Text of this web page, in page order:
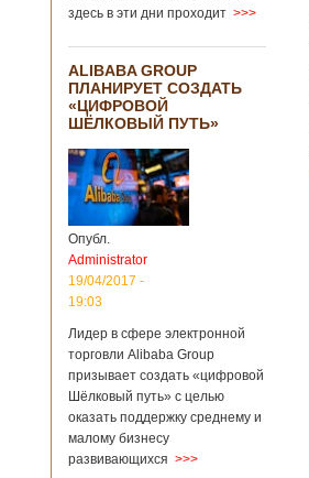
здесь в эти дни проходит >>>
ALIBABA GROUP
ПЛАНИРУЕТ СОЗДАТЬ
«ЦИФРОВОЙ
ШЁЛКОВЫЙ ПУТЬ»
Опубл.
Administrator
19/04/2017 -
19:03
Лидер в сфере электронной
торговли Alibaba Group
призывает создать «цифровой
Шёлковый путь» с целью
оказать поддержку среднему и
малому бизнесу
развивающихся >>>